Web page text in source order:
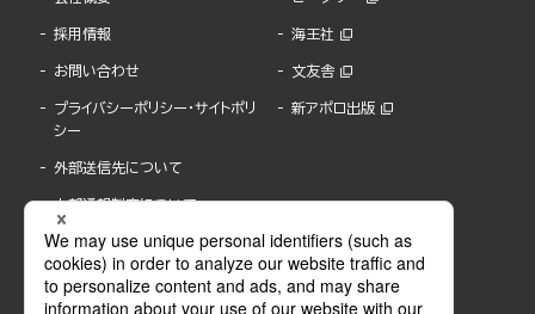
採用情報
お問い合わせ
プライバシーポリシー・サイトポリ
シー
外部送信先について
内部通報制度について
海王社
文友舎
新アポロ出版